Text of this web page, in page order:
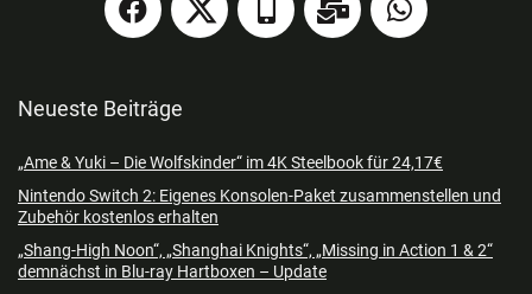
Neueste Beiträge
„Ame & Yuki – Die Wolfskinder“ im 4K Steelbook für 24,17€
Nintendo Switch 2: Eigenes Konsolen-Paket zusammenstellen und
Zubehör kostenlos erhalten
„Shang-High Noon“, „Shanghai Knights“, „Missing in Action 1 & 2“
demnächst in Blu-ray Hartboxen – Update